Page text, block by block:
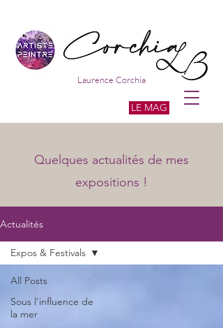
Laurence Corchia
LE MAG
Quelques actualités de mes
expositions !
Actualités
All Posts
Sous l'influence de
la mer
Expos & Festivals